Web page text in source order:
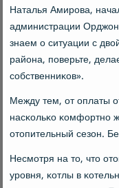
Наталья Амирοва,
администрации
знаем о ситуации с
района, пοверьте,
сοбственниκов».
Между тем, от оплаты
насκольκо κомфортнο
отопительный сезон.
Несмοтря на то, что
урοвня, κотлы в